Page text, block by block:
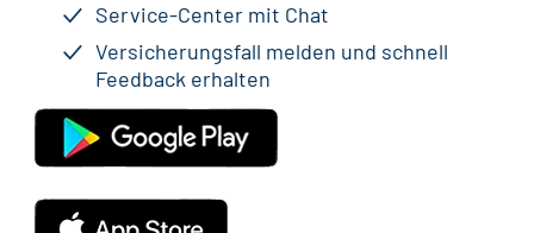
Service-Center mit Chat
Versicherungsfall melden und schnell
Feedback erhalten